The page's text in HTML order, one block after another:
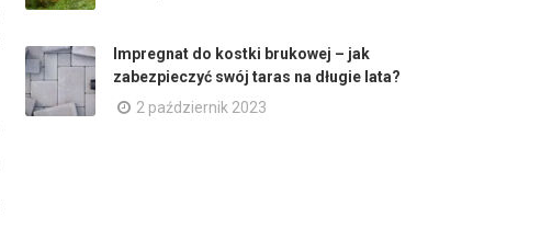
Impregnat do kostki brukowej – jak
zabezpieczyć swój taras na długie lata?
2 październik 2023